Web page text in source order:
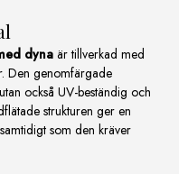
dynaär tillverkad med
Den genomfärgade
också UV-beständig och
strukturen ger en
som den kräver